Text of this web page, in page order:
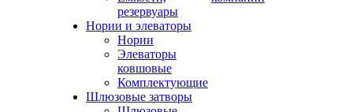
резервуары
Нории и элеваторы
Нории
Элеваторы
ковшовые
Комплектующие
Шлюзовые затворы